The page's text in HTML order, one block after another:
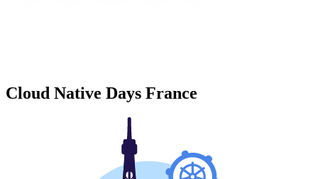
Cloud Native Days France